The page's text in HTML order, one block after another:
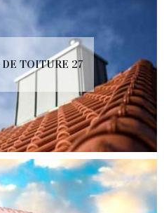
TOITURE 27